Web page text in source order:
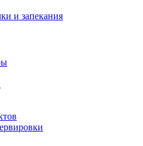
и запекания